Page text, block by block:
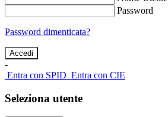
Password
Password dimenticata?
-
Entra con SPID Entra con CIE
Seleziona utente